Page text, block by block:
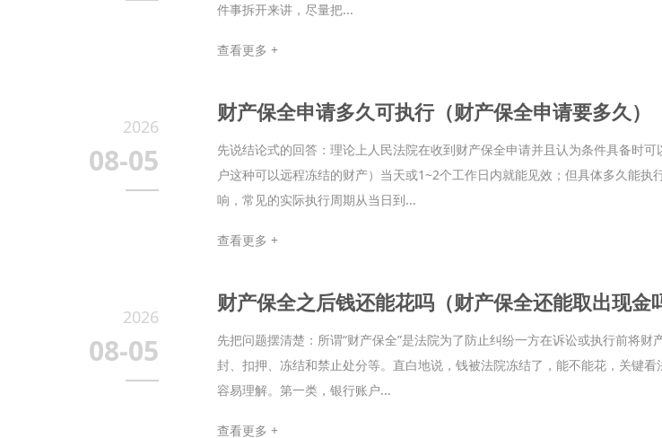
件事拆开来讲，尽量把...
查看更多 +
2026
08-05
财产保全申请多久可执行（财产保全申请要多久）
先说结论式的回答：理论上人民法院在收到财产保全申请并且认为条件具备时
户这种可以远程冻结的财产）当天或1~2个工作日内就能见效；但具体多久能
响，常见的实际执行周期从当日到...
查看更多 +
2026
08-05
财产保全之后钱还能花吗（财产保全还能取出现金
先把问题摆清楚：所谓“财产保全”是法院为了防止纠纷一方在诉讼或执行前将
封、扣押、冻结和禁止处分等。直白地说，钱被法院冻结了，能不能花，关键
容易理解。第一类，银行账户...
查看更多 +